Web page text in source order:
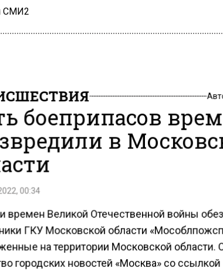
СМИ2
боеприпасов
в
00:34
времен Великой Отечественной войны
ГКУ Московской области
на территории Московской области.
городских новостей «Москва» со